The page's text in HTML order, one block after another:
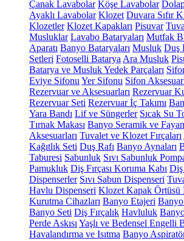
Çanak Lavabolar Köşe Lavabolar
Ayaklı Lavabolar Klozet Duvara Sıfır
Klozetler Klozet Kapakları Pisuvar
Musluklar Lavabo Bataryaları Mutfak
Aparatı Banyo Bataryaları Musluk Duş
Setleri Fotoselli Batarya Ara Musluk
Batarya ve Musluk Yedek Parçaları
Eviye Sifonu Yer Sifonu Sifon
Rezervuar ve Aksesuarları Rezervuar
Rezervuar Seti Rezervuar İç Takımı
Yara Bandı Lif ve Süngerler Sıcak Su
Tırnak Makası Banyo Seramik ve
Aksesuarları Tuvalet ve Klozet Fırçaları
Kağıtlık Seti Duş Rafı Banyo Aynaları
Taburesi Sabunluk Sıvı Sabunluk
Pamukluk Diş Fırçası Koruma Kabı
Dispenserler Sıvı Sabun Dispenseri
Havlu Dispenseri Klozet Kapak Örtüsü
Kurutma Cihazları Banyo Etajeri
Banyo Seti Diş Fırçalık Havluluk
Perde Askısı Yaşlı ve Bedensel Engelli
Havalandırma ve Isıtma Banyo